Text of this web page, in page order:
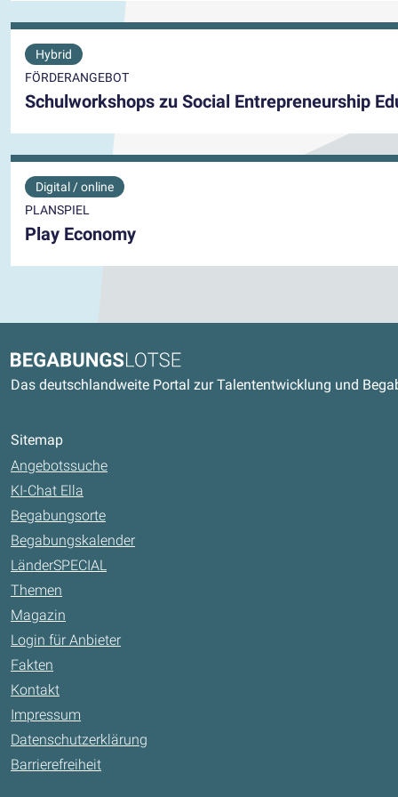
Hybrid
FÖRDERANGEBOT
Schulworkshops zu Social Entrepreneurship
Digital / online
PLANSPIEL
Play Economy
Kontaktdaten und weitere
Begabungslotse
Das deutschlandweite Portal zur Talententwicklung und
Sitemap
Angebotssuche
KI-Chat Ella
Begabungsorte
Begabungskalender
LänderSPECIAL
Themen
Magazin
Login für Anbieter
Fakten
Kontakt
Impressum
Datenschutzerklärung
Barrierefreiheit